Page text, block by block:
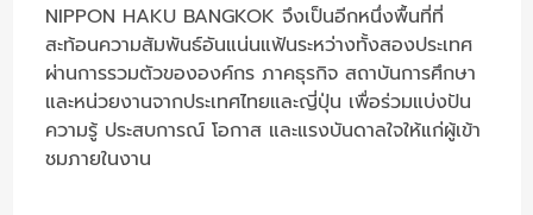
NIPPON HAKU BANGKOK จึงเป็นอีกหนึ่งพื้นที่ที่
สะท้อนความสัมพันธ์อันแน่นแฟ้นระหว่างทั้งสองประเทศ
ผ่านการรวมตัวขององค์กร ภาคธุรกิจ สถาบันการศึกษา
และหน่วยงานจากประเทศไทยและญี่ปุ่น เพื่อร่วมแบ่งปัน
ความรู้ ประสบการณ์ โอกาส และแรงบันดาลใจให้แก่ผู้เข้า
ชมภายในงาน